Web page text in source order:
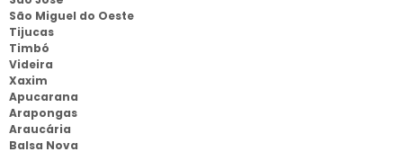
São Miguel do Oeste
Tijucas
Timbó
Videira
Xaxim
Apucarana
Arapongas
Araucária
Balsa Nova